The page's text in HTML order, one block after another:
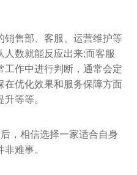
销售部、客服、运营维护等
数就能反应出来;而客服
工作中进行判断，通常会定
在优化效果和服务保障方面
等等。
，相信选择一家适合自身
难事。